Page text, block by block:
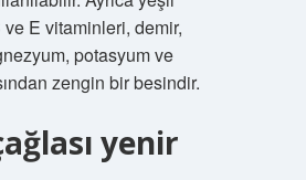
E vitaminleri, demir,
potasyum ve
zengin bir besindir.
yenir